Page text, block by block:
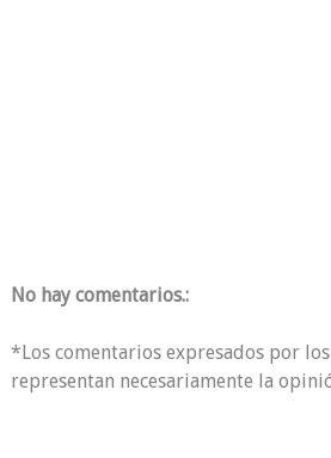
No hay comentarios.:
*Los comentarios expresados por
representan necesariamente la